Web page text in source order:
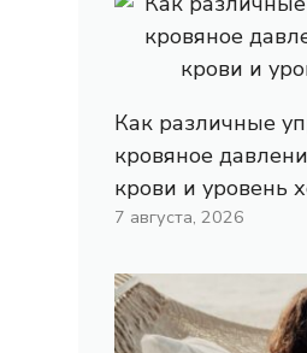
Как различные
кровяное
крови и уровень
7 августа, 2026